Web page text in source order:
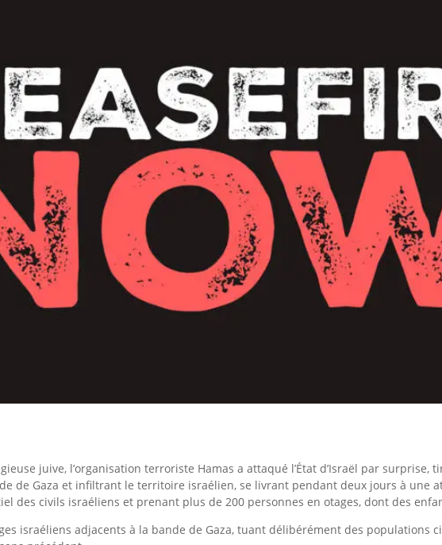
juive, l’organisation terroriste Hamas a attaqué l’État d’Israël par
de Gaza et infiltrant le territoire israélien, se livrant pendant deux jours à une
des civils israéliens et prenant plus de 200 personnes en otages, dont des
israéliens adjacents à la bande de Gaza, tuant délibérément des populations